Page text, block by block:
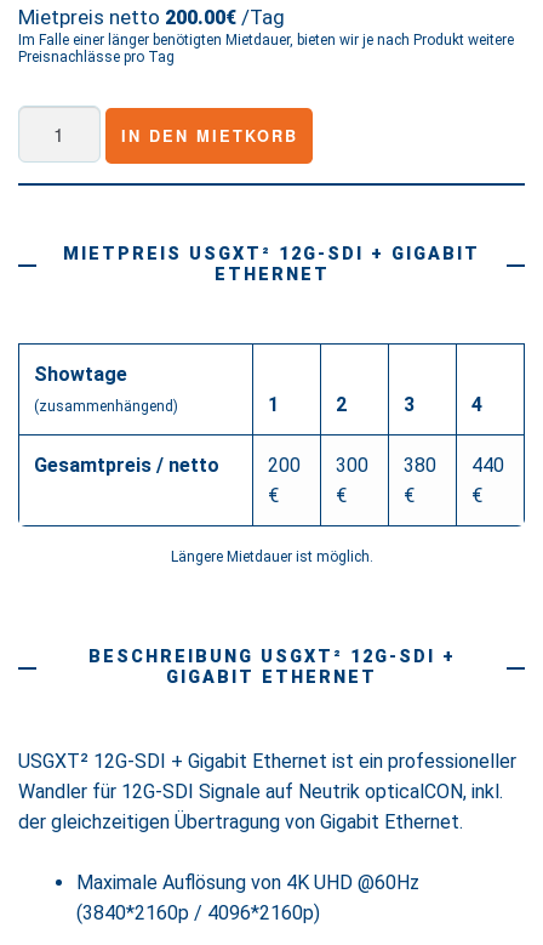
Mietpreis netto 200.00€ /Tag
Im Falle einer länger benötigten Mietdauer, bieten wir je nach Produkt weitere
Preisnachlässe pro Tag
SDI
Gigabit
Ethernet
IN DEN MIETKORB
MIETPREIS USGXT² 12G-SDI + GIGABIT
ETHERNET
Showtage
(zusammenhängend) 1 2 3 4
Gesamtpreis / netto
200
€
300
€
380
€
440
€
Längere Mietdauer ist möglich.
BESCHREIBUNG USGXT² 12G-SDI +
GIGABIT ETHERNET
USGXT² 12G-SDI + Gigabit Ethernet ist ein professioneller
Wandler für 12G-SDI Signale auf Neutrik opticalCON, inkl.
der gleichzeitigen Übertragung von Gigabit Ethernet.
Maximale Auflösung von 4K UHD @60Hz
(3840*2160p / 4096*2160p)